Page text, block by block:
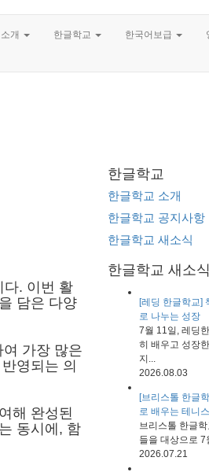
개 한글학교 한국어보급
다. 이번 활
담은 다양
가장 많은
영되는 의
해 완성된
동시에 , 함
한글학교
한글학교 소개
한글학교 공지사항
한글학교 새소식
한글학교 새소식
[레딩 한글학교]
로 나누는 성장
7월 11일, 레딩
히 배우고 성장
지...
2026.08.03
[브리스톨 한글
로 배우는 테니
브리스톨 한글
들을 대상으로 7
2026.07.21